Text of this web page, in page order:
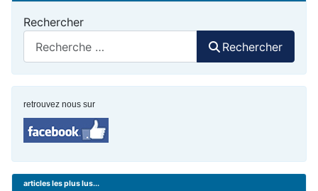
Rechercher
Rechercher
retrouvez nous sur
articles les plus lus...